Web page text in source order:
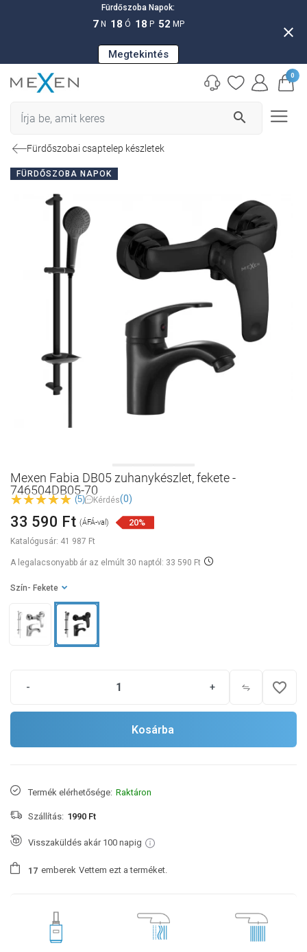
Fürdőszoba Napok:
7 N 18 Ó 18 P 51 MP
Megtekintés
close
search
0
Fürdőszobai csaptelep készletek
FÜRDŐSZOBA NAPOK
Mexen Fabia DB05 zuhanykészlet, fekete -
746504DB05-70
(5) Kérdés(0)
Katalógusár: 41 987 Ft
33 590 Ft (ÁFÁ-val) 20%
A legalacsonyabb ár az elmúlt 30 naptól: 33 590 Ft
Szín - Fekete
- + favorite_border
Kosárba
Termék elérhetősége: Raktáron
Szállítás: 1990 Ft
Visszaküldés akár 100 napig
1 7 emberek Vettem ezt a terméket.